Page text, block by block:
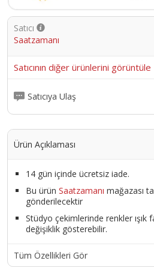
Satıcı
Saatzamanı
Satıcının diğer ürünlerini görüntüle
Satıcıya Ulaş
Ürün Açıklaması
14 gün içinde ücretsiz iade.
Bu ürün Saatzamanı mağazası
gönderilecektir
Stüdyo çekimlerinde renkler ışık
değişiklik gösterebilir.
Tüm Özellikleri Gör